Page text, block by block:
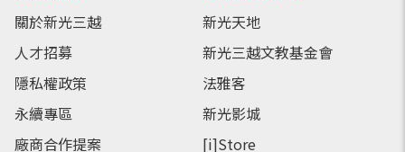
關於新光三越
人才招募
隱私權政策
永續專區
廠商合作提案
新光天地
新光三越文教基金會
法雅客
新光影城
[i]Store